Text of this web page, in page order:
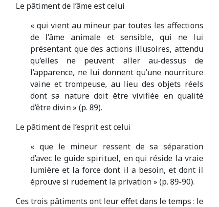
Le pâtiment de l’âme est celui
« qui vient au mineur par toutes les affections
de l’âme animale et sensible, qui ne lui
présentant que des actions illusoires, attendu
qu’elles ne peuvent aller au-dessus de
l’apparence, ne lui donnent qu’une nourriture
vaine et trompeuse, au lieu des objets réels
dont sa nature doit être vivifiée en qualité
d’être divin » (p. 89).
Le pâtiment de l’esprit est celui
« que le mineur ressent de sa séparation
d’avec le guide spirituel, en qui réside la vraie
lumière et la force dont il a besoin, et dont il
éprouve si rudement la privation » (p. 89-90).
Ces trois pâtiments ont leur effet dans le temps : le